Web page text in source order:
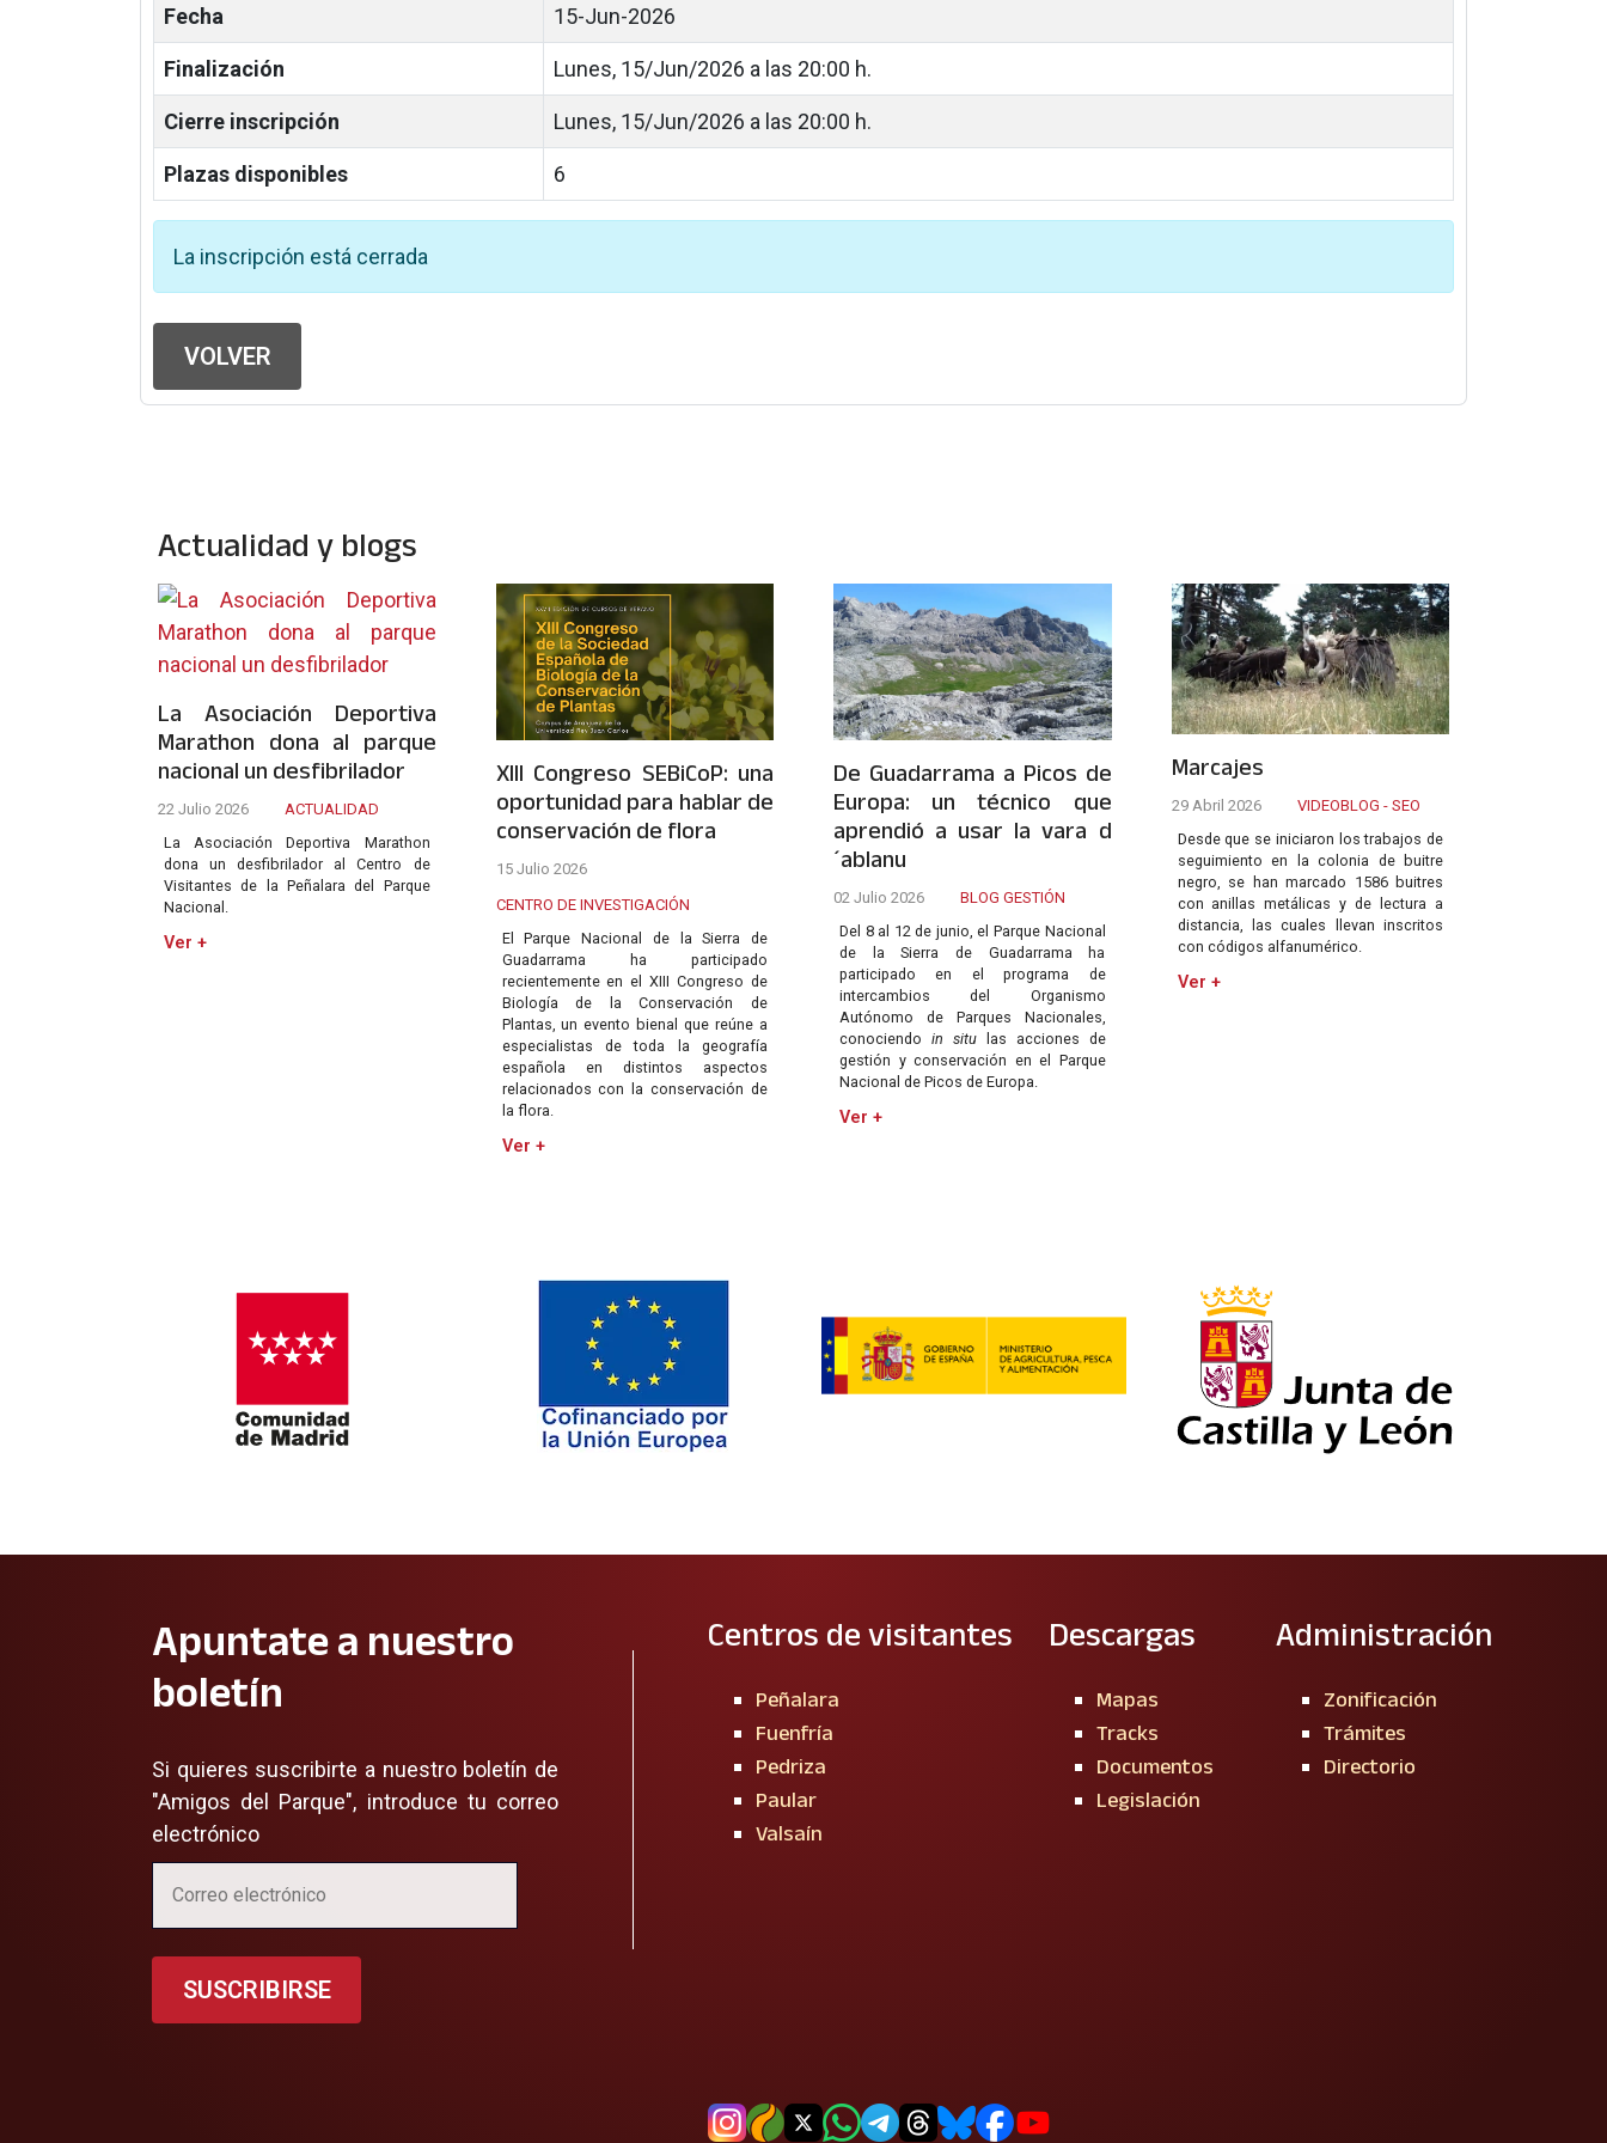
Fecha 15-Jun-2026
Finalización Lunes, 15/Jun/2026 a las 20:00 h.
Cierre inscripción Lunes, 15/Jun/2026 a las 20:00 h.
Plazas disponibles 6
La inscripción está cerrada
VOLVER
Actualidad y blogs
La Asociación Deportiva
Marathon dona al parque
nacional un desfibrilador
22 Julio 2026
ACTUALIDAD
La Asociación Deportiva Marathon
dona un desfibrilador al Centro de
Visitantes de la Peñalara del Parque
Nacional.
Ver +
XIII Congreso SEBiCoP: una
oportunidad para hablar de
conservación de flora
15 Julio 2026
CENTRO DE INVESTIGACIÓN
El Parque Nacional de la Sierra de
Guadarrama ha participado
recientemente en el XIII Congreso de
Biología de la Conservación de
Plantas, un evento bienal que reúne a
especialistas de toda la geografía
española en distintos aspectos
relacionados con la conservación de
la flora.
Ver +
De Guadarrama a Picos de
Europa: un técnico que
aprendió a usar la vara d
´ablanu
02 Julio 2026
BLOG GESTIÓN
Del 8 al 12 de junio, el Parque Nacional
de la Sierra de Guadarrama ha
participado en el programa de
intercambios del Organismo
Autónomo de Parques Nacionales,
conociendo in situlas acciones de
gestión y conservación en el Parque
Nacional de Picos de Europa.
Ver +
Marcajes
29 Abril 2026
VIDEOBLOG - SEO
Desde que se iniciaron los trabajos de
seguimiento en la colonia de buitre
negro, se han marcado 1586 buitres
con anillas metálicas y de lectura a
distancia, las cuales llevan inscritos
con códigos alfanumérico.
Ver +
Apuntate a nuestro
boletín
Si quieres suscribirte a nuestro boletín de
"Amigos del Parque", introduce tu correo
electrónico
SUSCRIBIRSE
Centros de visitantes
Peñalara
Fuenfría
Pedriza
Paular
Valsaín
Descargas
Mapas
Tracks
Documentos
Legislación
Administración
Zonificación
Trámites
Directorio